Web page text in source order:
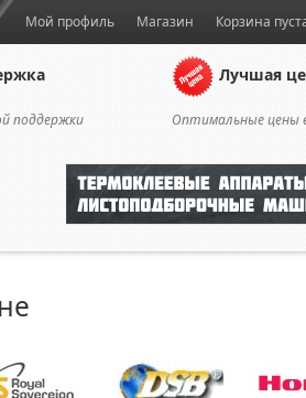
Корзина
Мой профиль Магазин
поддержки
Лучшая
Оптимальные цены